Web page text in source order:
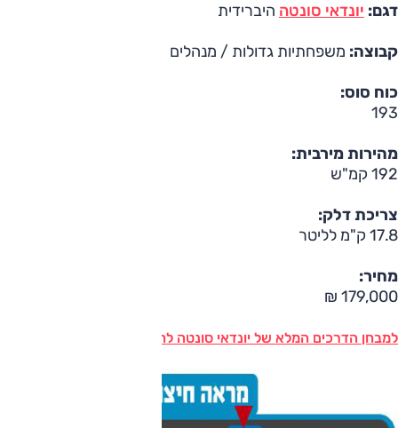
דגם: יונדאי סונטה היברידית
קבוצה: משפחתיות גדולות / מנהלים
כוח סוס:
193
מהירות מירבית:
192 קמ"ש
צריכת דלק:
17.8 ק"מ לליטר
מחיר:
179,000 ₪
למבחן הדרכים המלא של יונדאי סונטה לחצו כאן